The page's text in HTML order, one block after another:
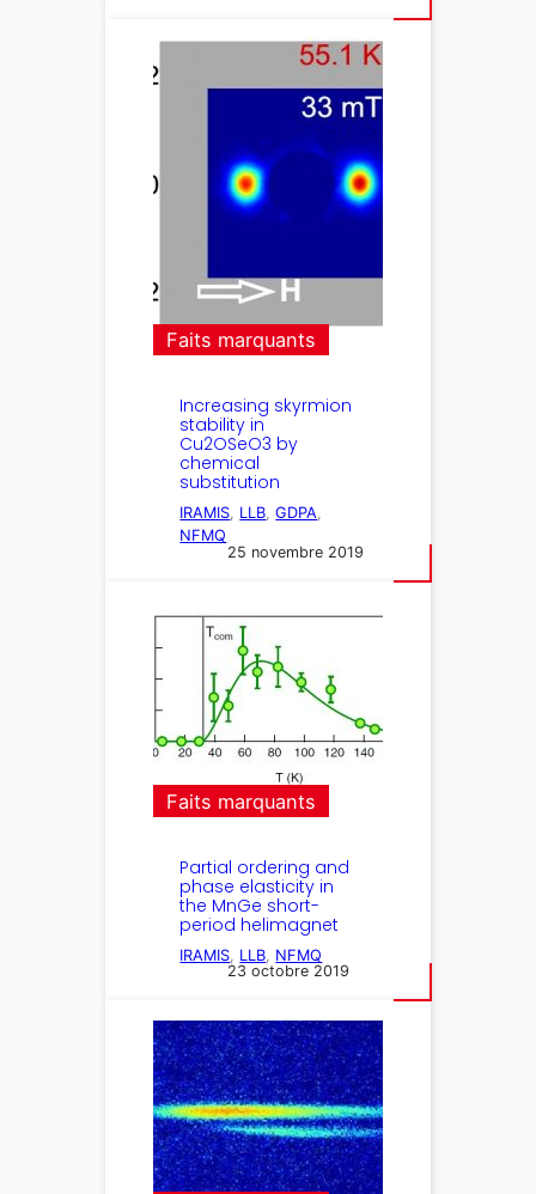
Faits marquants
Increasing skyrmion
stability in
Cu2OSeO3 by
chemical
substitution
IRAMIS, LLB, GDPA
NFMQ
25 novembre 2019
Faits marquants
Partial ordering and
phase elasticity in
the MnGe short-
period helimagnet
IRAMIS LLB NFMQ
23 octobre 2019